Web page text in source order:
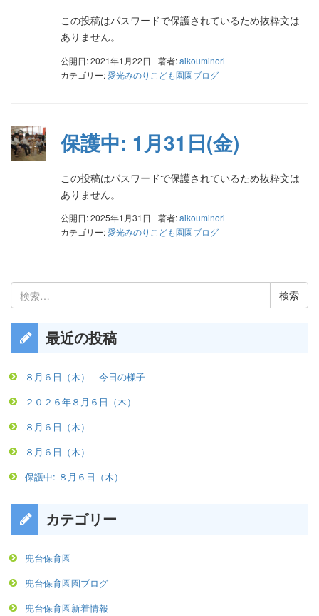
この投稿はパスワードで保護されているため抜粋文は
ありません。
公開日: 2021年1月22日 著者:aikouminori
カテゴリー:愛光みのりこども園園ブログ
保護中: 1月31日(金)
この投稿はパスワードで保護されているため抜粋文は
ありません。
公開日: 2025年1月31日 著者:aikouminori
カテゴリー:愛光みのりこども園園ブログ
検
索:
最近の投稿
８月６日（木） 今日の様子
２０２６年８月６日（木）
８月６日（木）
８月６日（木）
保護中: ８月６日（木）
カテゴリー
兜台保育園
兜台保育園園ブログ
兜台保育園新着情報